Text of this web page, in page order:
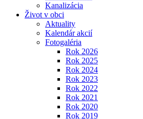
Kanalizácia
Život v obci
Aktuality
Kalendár akcií
Fotogaléria
Rok 2026
Rok 2025
Rok 2024
Rok 2023
Rok 2022
Rok 2021
Rok 2020
Rok 2019